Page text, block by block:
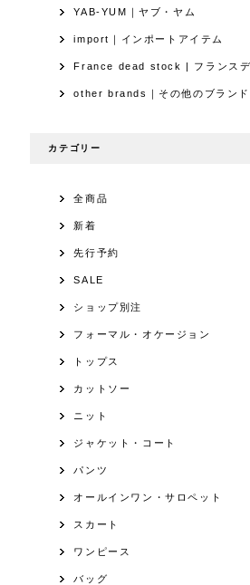
YAB-YUM｜ヤブ・ヤム
import｜インポートアイテム
France dead stock | フランスデ
other brands｜その他のブランド
カテゴリー
全商品
新着
先行予約
SALE
ショップ別注
フォーマル・オケージョン
トップス
カットソー
ニット
ジャケット・コート
パンツ
オールインワン・サロペット
スカート
ワンピース
バッグ